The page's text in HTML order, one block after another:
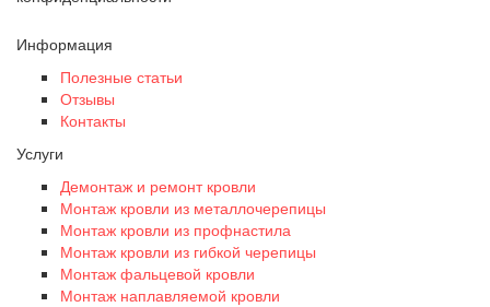
Информация
Полезные статьи
Отзывы
Контакты
Услуги
Демонтаж и ремонт кровли
Монтаж кровли из металлочерепицы
Монтаж кровли из профнастила
Монтаж кровли из гибкой черепицы
Монтаж фальцевой кровли
Монтаж наплавляемой кровли